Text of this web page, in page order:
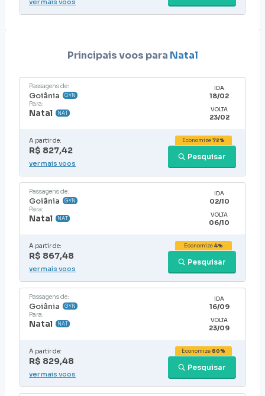
ver mais voos
Principais voos para Natal
Passagens de:
Goiânia GYN
Para:
Natal NAT
IDA
18/02
VOLTA
23/02
A partir de:
R$ 827,42
Pesquisar
Economize72%
ver mais voos
Passagens de:
Goiânia GYN
Para:
Natal NAT
IDA
02/10
VOLTA
06/10
A partir de:
R$ 867,48
Pesquisar
Economize4%
ver mais voos
Passagens de:
Goiânia GYN
Para:
Natal NAT
IDA
16/09
VOLTA
23/09
A partir de:
R$ 829,48
Pesquisar
Economize80%
ver mais voos